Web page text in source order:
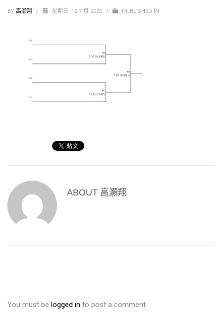
BY 高灝翔 / 星期日, 12 7 月 2020 / PUBLISHED IN
ABOUT 高灝翔
You must be logged in to post a comment.